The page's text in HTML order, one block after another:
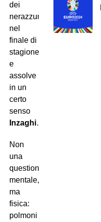
dei
nerazzurri
nel
finale di
stagione
e
assolve
in un
certo
senso
Inzaghi…
Non
una
questione
mentale,
ma
fisica:
polmoni